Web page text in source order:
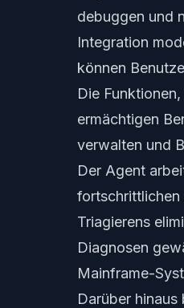
debuggen und
Integration
können
Die
ermächtigen
verwalten und
Der Agent
fortschrittlichen
Triagierens
Diagnosen
Mainframe-
Darüber